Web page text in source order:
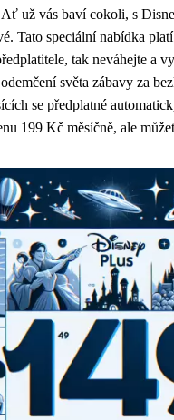
už vás baví cokoli, s
Tato speciální nabídka
tak neváhejte a
světa zábavy za
se předplatné
199 Kč měsíčně, ale